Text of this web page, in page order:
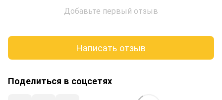
Добавьте первый отзыв
Написать отзыв
Поделиться в соцсетях